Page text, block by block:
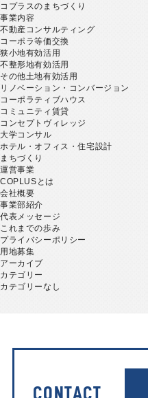
コプラスのまちづくり
事業内容
不動産コンサルティング
コーポラ等価交換
狭小地有効活用
不整形地有効活用
その他土地有効活用
リノベーション・コンバージョン
コーポラティブハウス
コミュニティ賃貸
コンセプトヴィレッジ
大学コンサル
ホテル・オフィス・住宅設計
まちづくり
運営事業
COPLUSとは
会社概要
事業部紹介
代表メッセージ
これまでの歩み
プライバシーポリシー
用地募集
アーカイブ
カテゴリー
カテゴリーなし
CONTACT